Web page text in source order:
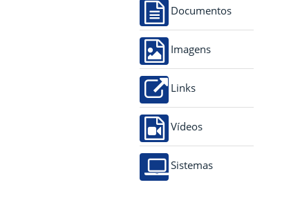
Documentos
Imagens
Links
Vídeos
Sistemas